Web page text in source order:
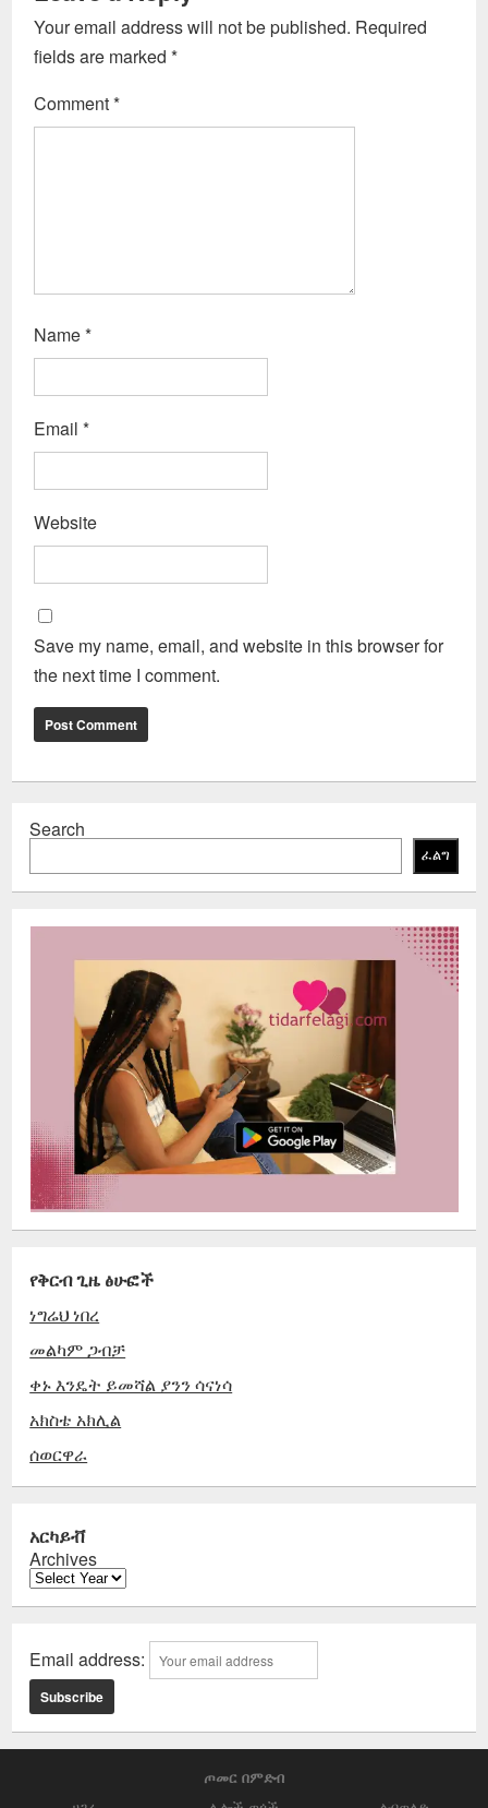
Your email address will not be published. Required
fields are marked*
Comment*
Name*
Email*
Website
Save my name, email, and website in this browser for
the next time I comment.
Search
ፈልግ
የቅርብ ጊዜ ፅሁፎች
ነግሬህ ነበረ
መልካም ጋብቻ
ቀኑ እንዴት ይመሻል ያንን ሳናነሳ
አክስቴ አክሊል
ሰወርዋራ
አርካይቭ
Archives
Email address:
ጦመር በምድብ